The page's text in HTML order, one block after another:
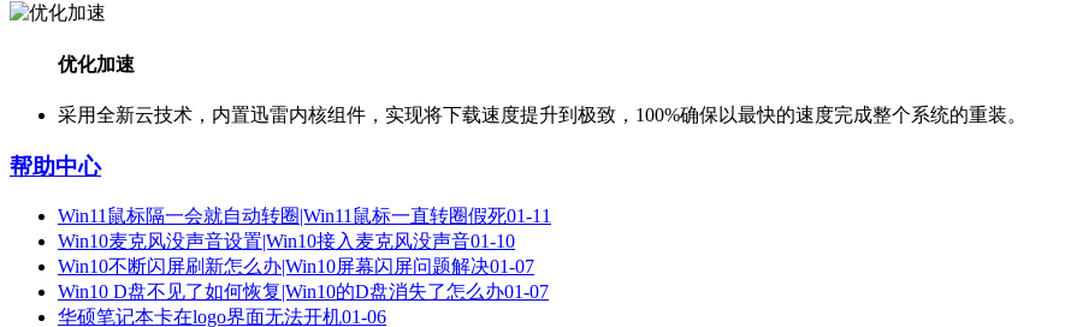
优化加速
采用全新云技术，内置迅雷内核组件，实现将下载速度提升到极致，100%确保以最快的速度完成整个系统的重装。
帮助中心
Win11鼠标隔一会就自动转圈|Win11鼠标一直转圈假死01-11
Win10麦克风没声音设置|Win10接入麦克风没声音01-10
Win10不断闪屏刷新怎么办|Win10屏幕闪屏问题解决01-07
Win10 D盘不见了如何恢复|Win10的D盘消失了怎么办01-07
华硕笔记本卡在logo界面无法开机01-06